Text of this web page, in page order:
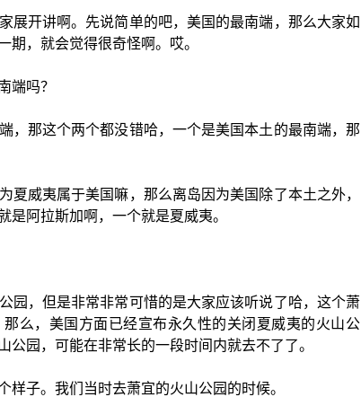
展开讲啊。先说简单的吧，美国的最南端，那么大家如
期，就会觉得很奇怪啊。哎。
端吗？
，那这个两个都没错哈，一个是美国本土的最南端，那
夏威夷属于美国嘛，那么离岛因为美国除了本土之外，
是阿拉斯加啊，一个就是夏威夷。
园，但是非常非常可惜的是大家应该听说了哈，这个萧
么，美国方面已经宣布永久性的关闭夏威夷的火山公
公园，可能在非常长的一段时间内就去不了了。
样子。我们当时去萧宜的火山公园的时候。